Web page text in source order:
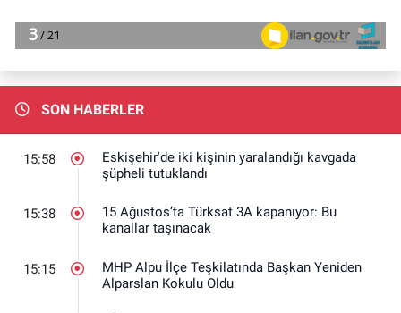
SON HABERLER
15:58
Eskişehir'de iki kişinin yaralandığı kavgada
şüpheli tutuklandı
15:38
15 Ağustos’ta Türksat 3A kapanıyor: Bu
kanallar taşınacak
15:15
MHP Alpu İlçe Teşkilatında Başkan Yeniden
Alparslan Kokulu Oldu